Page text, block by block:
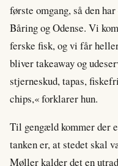
første omgang, så den
Båring og Odense. Vi
ferske fisk, og vi får
bliver takeaway og
stjerneskud, tapas,
chips,« forklarer hun.
Til gengæld kommer der
tanken er, at stedet skal
Møller kalder det en